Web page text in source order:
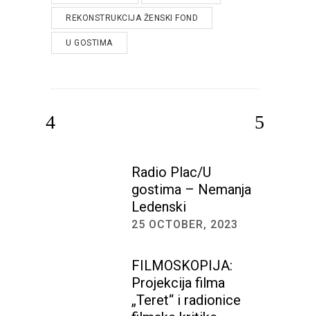
REKONSTRUKCIJA ŽENSKI FOND
U GOSTIMA
Radio Plac/U
gostima – Nemanja
Ledenski
25 OCTOBER, 2023
FILMOSKOPIJA:
Projekcija filma
„Teret“ i radionice